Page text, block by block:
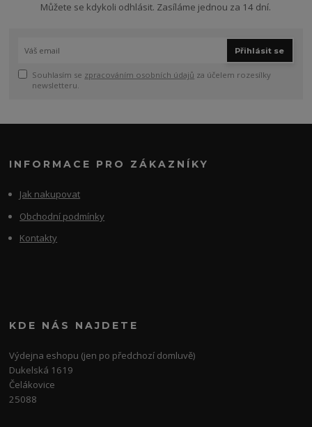
Můžete se kdykoli odhlásit. Zasíláme jednou za 14 dní.
Přihlásit se
Souhlasím se zpracováním osobních údajů za účelem rozesílky
newsletteru.
INFORMACE PRO ZÁKAZNÍKY
Jak nakupovat
Obchodní podmínky
Kontakty
KDE NÁS NAJDETE
Výdejna eshopu (jen po předchozí domluvě)
Dukelská 1619
Čelákovice
25088